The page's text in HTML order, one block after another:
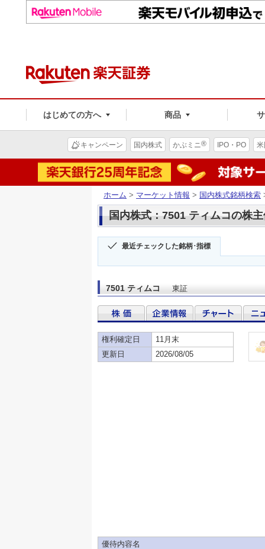
はじめての方へ 商品
キャンペーン 国内株式 かぶミニ® IPO・PO
ホーム > マーケット情報 > 国内株式銘柄検索
国内株式：7501 ティムコの株
最近チェックした銘柄･指標
7501 ティムコ 東証
権利確定日
11月末
更新日
2026/08/05
優待内容名